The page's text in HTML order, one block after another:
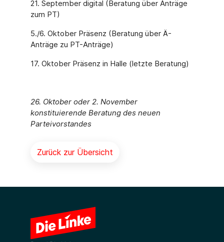
21. September digital (Beratung über Anträge
zum PT)
5./6. Oktober Präsenz (Beratung über Ä-
Anträge zu PT-Anträge)
17. Oktober Präsenz in Halle (letzte Beratung)
26. Oktober oder 2. November
konstituierende Beratung des neuen
Parteivorstandes
Zurück zur Übersicht